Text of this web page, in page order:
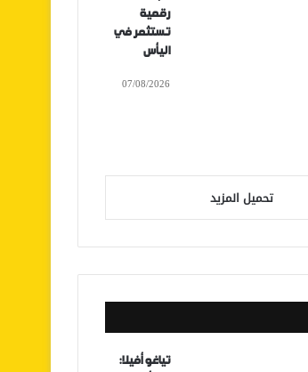
رقمية
تستثمر في
اليأس
07/08/2026
تحميل المزيد
تياغو أفيلا: